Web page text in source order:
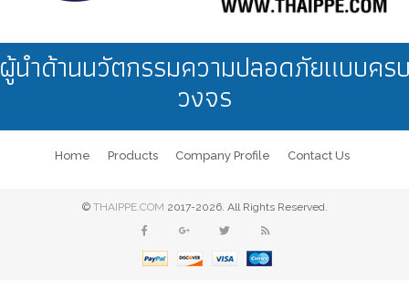
นำด้านนวัตกรรมความปลอดภัยแบบคร
วงจร
Home Products Company Profile Contact Us
© THAIPPE.COM 2017-2026. All Rights Reserved.